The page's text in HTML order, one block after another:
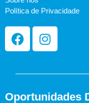
Política de Privacidade
Oportunidades